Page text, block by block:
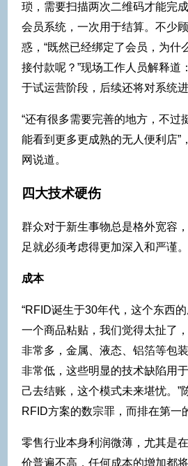
琐，需要扫描两次二维码才能完
会员系统，一次用于结算。不少
惑，“既然已经绑定了会员，为什
接付款呢？”现场工作人员解释道
于试运营阶段，后续还将对系统进
“还有很多需要完善的地方，不过
能看到更多更成熟的无人便利店”
网说道。
四大技术硬伤
群众对于新生事物总是格外宽容
足就必须考虑得更加深入和严谨。
成本
“RFID诞生于30年代，这个东西
一个商品粘贴，我们觉得太扯了
非常多，金属、液态、铝箔等包
非常低，这些明显的技术缺陷用
己去结账，这个模式未来堪忧。”
RFID方案的数宗罪，而排在第一
零售行业本身利润微薄，尤其是
价普遍不高，任何成本的增加都